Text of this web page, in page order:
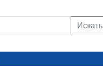
Искать